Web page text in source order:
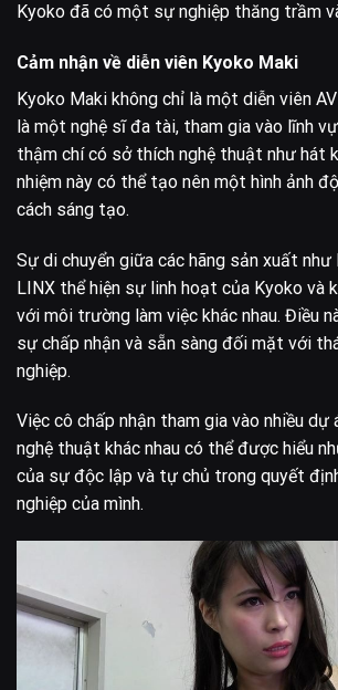
Kyoko đã có một sự nghiệp thăng trầm
Cảm nhận về diễn viên Kyoko Maki
Kyoko Maki không chỉ là một diễn viên
là một nghệ sĩ đa tài, tham gia vào lĩnh
thậm chí có sở thích nghệ thuật như hát
nhiệm này có thể tạo nên một hình ảnh
cách sáng tạo.
Sự di chuyển giữa các hãng sản xuất như
LINX thể hiện sự linh hoạt của Kyoko và
với môi trường làm việc khác nhau. Điều
sự chấp nhận và sẵn sàng đối mặt với
nghiệp.
Việc cô chấp nhận tham gia vào nhiều dự
nghệ thuật khác nhau có thể được hiểu
của sự độc lập và tự chủ trong quyết
nghiệp của mình.